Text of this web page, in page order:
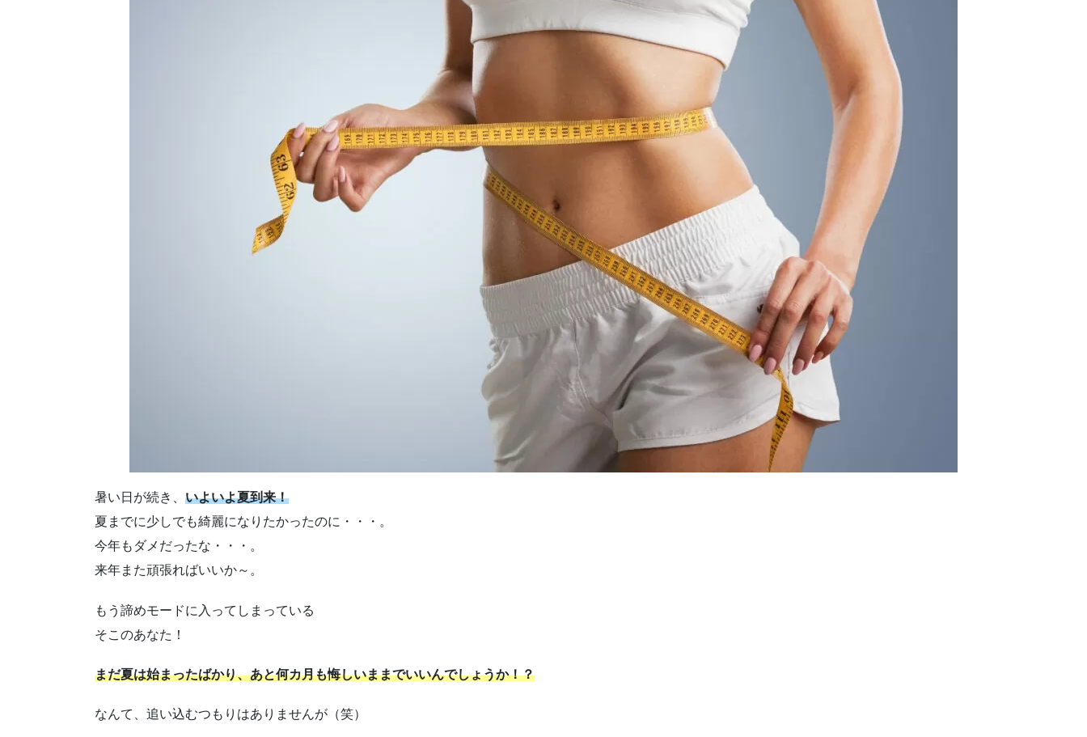
暑い日が続き、 いよいよ夏到来！
夏までに少しでも綺麗になりたかったのに・・・。
今年もダメだったな・・・。
来年また頑張ればいいか～。
もう諦めモードに入ってしまっている
そこのあなた！
まだ夏は始まったばかり、あと何カ月も悔しいままでいいんでしょうか！？
なんて、追い込むつもりはありませんが（笑）